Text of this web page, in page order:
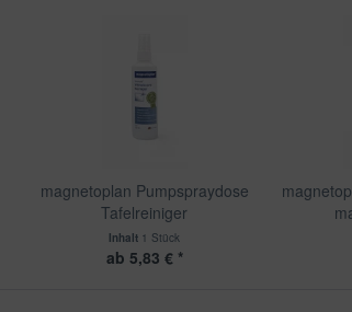
magnetoplan Pumpspraydose
Tafelreiniger
Inhalt 1 Stück
ab 5,83 € *